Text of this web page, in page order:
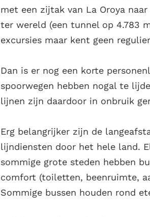
met een zijtak van La Oroya
ter wereld (een tunnel op 4.783
excursies maar kent geen
Dan is er nog een korte
spoorwegen hebben nogal te
lijnen zijn daardoor in onbruik
Erg belangrijker zijn de
lijndiensten door het hele land.
sommige grote steden hebben
comfort (toiletten, beenruimte,
Sommige bussen houden rond